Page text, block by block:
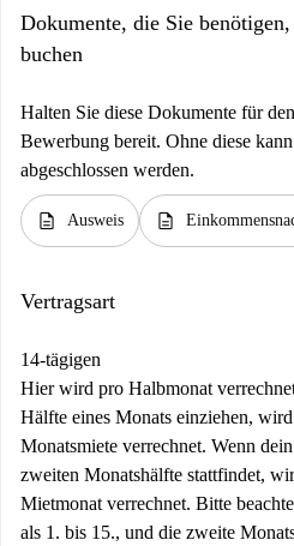
Dokumente, die Sie
buchen
Halten Sie diese Dokumente für
Bewerbung bereit. Ohne diese
abgeschlossen werden.
description Ausweis description
Vertragsart
14-tägigen
Hier wird pro Halbmonat
Hälfte eines Monats einziehen,
Monatsmiete verrechnet. Wenn
zweiten Monatshälfte stattfindet,
Mietmonat verrechnet. Bitte
als 1. bis 15., und die zweite